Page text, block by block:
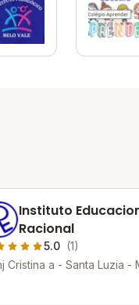
Instituto
Racional
5.0 (1)
Cristina a - Santa Luzia -